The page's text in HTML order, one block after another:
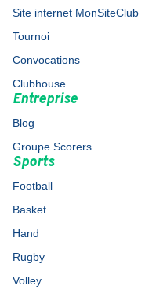
Site internet MonSiteClub
Tournoi
Convocations
Clubhouse
Entreprise
Blog
Groupe Scorers
Sports
Football
Basket
Hand
Rugby
Volley